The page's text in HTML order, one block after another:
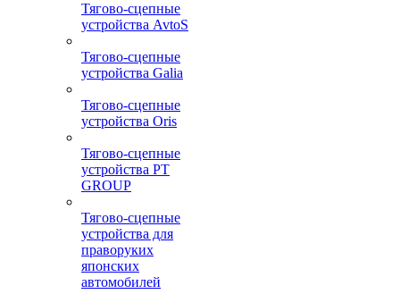
Тягово-сцепные
устройства AvtoS
Тягово-сцепные
устройства Galia
Тягово-сцепные
устройства Oris
Тягово-сцепные
устройства PT
GROUP
Тягово-сцепные
устройства для
праворуких
японских
автомобилей